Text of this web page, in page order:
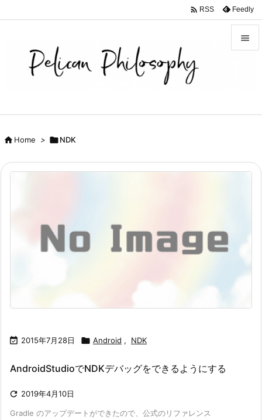

次へ
 RSS Feedly
Home > NDK
 2015年7月28日  Android , NDK
AndroidStudioでNDKデバッグをできるようにする
 2019年4月10日
Gradle のアップデートができたので、公式のリファレンス